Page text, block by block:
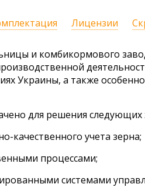
Лицензии
и комбикормового
Украины, а также
для решения следующих
учета зерна;
процессами;
системами